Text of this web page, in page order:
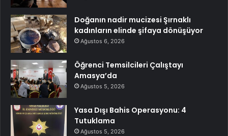
Doğanın nadir mucizesi Şırnaklı
kadınların elinde şifaya dönüşüyor
Ağustos 6, 2026
Öğrenci Temsilcileri Çalıştayı
Amasya’da
Ağustos 5, 2026
Yasa Dışı Bahis Operasyonu: 4
Tutuklama
Ağustos 5, 2026